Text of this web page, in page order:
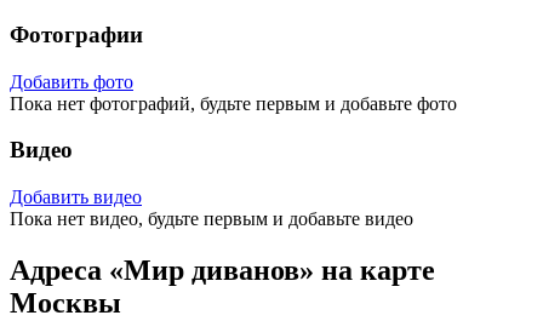
Фотографии
Добавить фото
Пока нет фотографий, будьте первым и добавьте фото
Видео
Добавить видео
Пока нет видео, будьте первым и добавьте видео
Адреса «Мир диванов» на карте
Москвы